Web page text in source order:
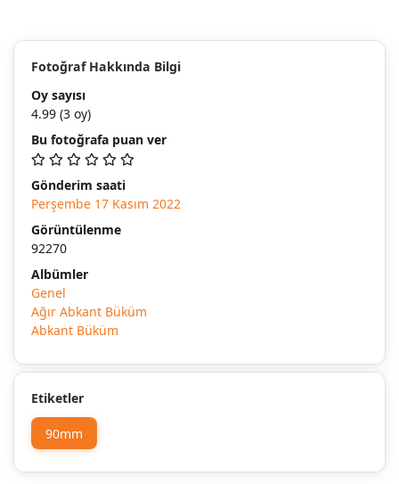
Fotoğraf Hakkında Bilgi
Oy sayısı
4.99 (3 oy)
Bu fotoğrafa puan ver
Gönderim saati
Perşembe 17 Kasım 2022
Görüntülenme
92270
Albümler
Genel
Ağır Abkant Büküm
Abkant Büküm
Etiketler
90mm